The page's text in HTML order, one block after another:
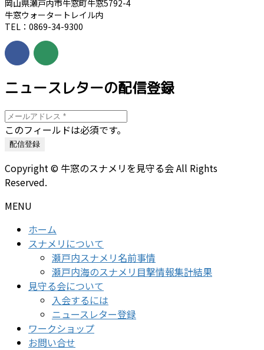
岡山県瀬戸内市牛窓町牛窓5792-4
牛窓ウォータートレイル内
TEL：0869-34-9300
ニュースレターの配信登録
このフィールドは必須です。
Copyright © 牛窓のスナメリを見守る会 All Rights
Reserved.
MENU
ホーム
スナメリについて
瀬戸内スナメリ名前事情
瀬戸内海のスナメリ目撃情報集計結果
見守る会について
入会するには
ニュースレター登録
ワークショップ
お問い合せ